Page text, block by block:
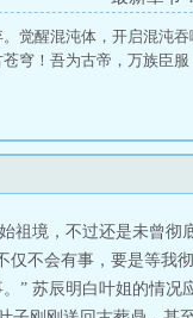
觉醒混沌体，开启混沌
穹！吾为古帝，万族臣服
祖境，不过还是未曾
不会有事，要是等我
” 苏辰明白叶姐的情